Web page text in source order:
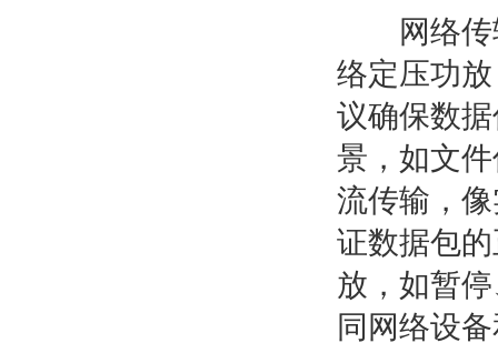
网络传输
络定压功放
议确保数
景，如文
流传输，
证数据包
放，如暂
同网络设